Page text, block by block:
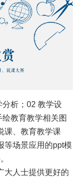
分析；02 教学设
教育教学相关图
课、教育教学课
等场景应用的ppt模
。
大人士提供更好的